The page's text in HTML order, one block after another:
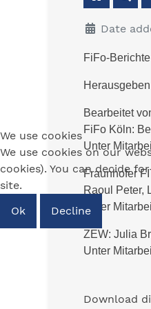
Date
FiFo-
Bearbeitet
FiFo Köln:
Unter
Fraunhofer
Raoul Peter,
Unter
ZEW: Julia
Unter
Download
We use cookies
We use cookies on our
cookies). You can decide
site.
Ok
Decline